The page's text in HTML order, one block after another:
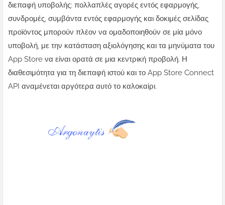
διεπαφή υποβολής: πολλαπλές αγορές εντός εφαρμογής,
συνδρομές, συμβάντα εντός εφαρμογής και δοκιμές σελίδας
προϊόντος μπορούν πλέον να ομαδοποιηθούν σε μία μόνο
υποβολή, με την κατάσταση αξιολόγησης και τα μηνύματα του
App Store να είναι ορατά σε μια κεντρική προβολή. Η
διαθεσιμότητα για τη διεπαφή ιστού και το App Store Connect
API αναμένεται αργότερα αυτό το καλοκαίρι.